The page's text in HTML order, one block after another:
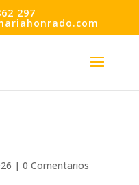
297
| 0 Comentarios